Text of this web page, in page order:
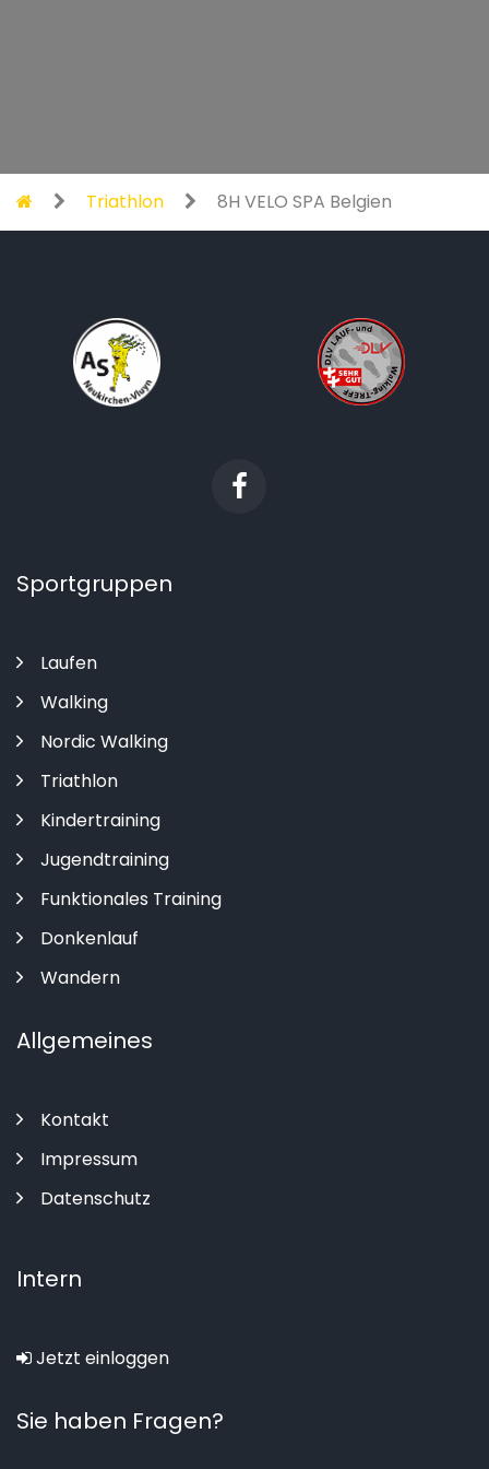
Triathlon 8H VELO SPA Belgien
Sportgruppen
Laufen
Walking
Nordic Walking
Triathlon
Kindertraining
Jugendtraining
Funktionales Training
Donkenlauf
Wandern
Allgemeines
Kontakt
Impressum
Datenschutz
Intern
Jetzt einloggen
Sie haben Fragen?